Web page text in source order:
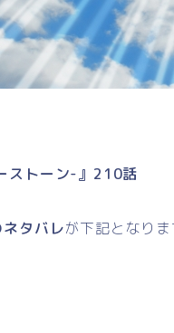
ストーン-』210話
ネタバレが下記となりま